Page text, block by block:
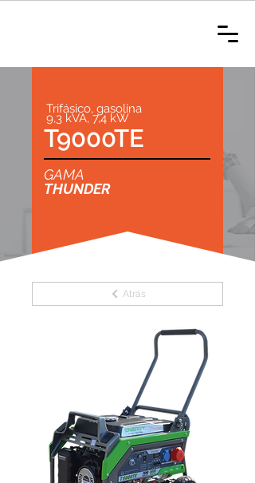
Trifásico, gasolina
9,3 kVA, 7,4 kW
T9000TE
GAMA
THUNDER
Atrás